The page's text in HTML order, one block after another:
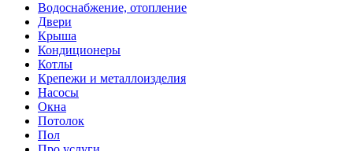
Водоснабжение, отопление
Двери
Крыша
Кондиционеры
Котлы
Крепежи и металлоизделия
Насосы
Окна
Потолок
Пол